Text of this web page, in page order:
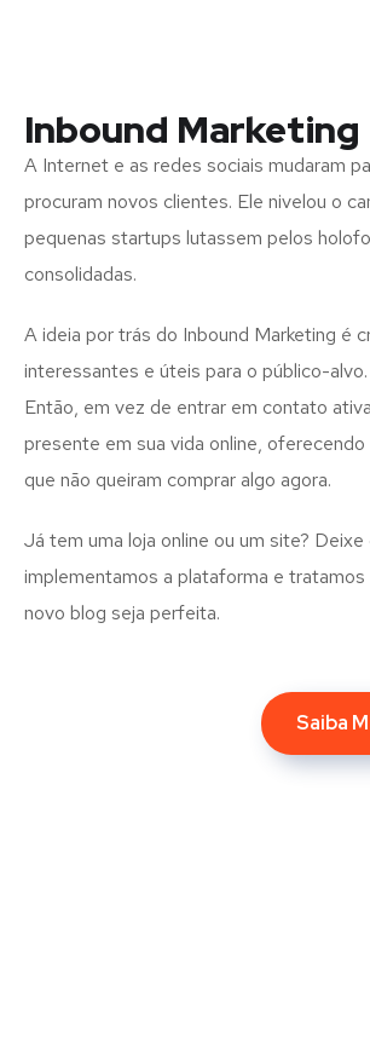
Inbound Marketing
A Internet e as redes sociais mudaram
procuram novos clientes. Ele nivelou o
pequenas startups lutassem pelos
consolidadas.
A ideia por trás do Inbound Marketing é
interessantes e úteis para o público-alvo.
Então, em vez de entrar em contato
presente em sua vida online,
que não queiram comprar algo agora.
Já tem uma loja online ou um site?
implementamos a plataforma e
novo blog seja perfeita.
Saiba